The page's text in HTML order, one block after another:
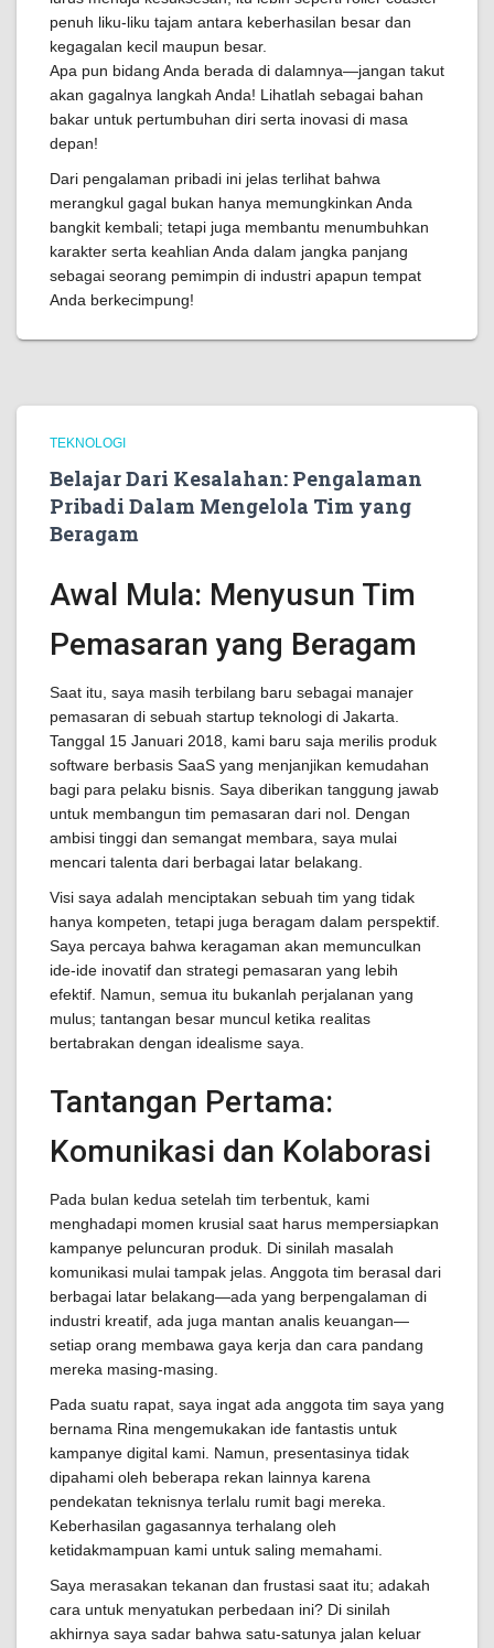
penuh liku-liku tajam antara keberhasilan besar dan
kegagalan kecil maupun besar.
Apa pun bidang Anda berada di dalamnya—jangan takut
akan gagalnya langkah Anda! Lihatlah sebagai bahan
bakar untuk pertumbuhan diri serta inovasi di masa
depan!
Dari pengalaman pribadi ini jelas terlihat bahwa
merangkul gagal bukan hanya memungkinkan Anda
bangkit kembali; tetapi juga membantu menumbuhkan
karakter serta keahlian Anda dalam jangka panjang
sebagai seorang pemimpin di industri apapun tempat
Anda berkecimpung!
TEKNOLOGI
Belajar Dari Kesalahan: Pengalaman
Pribadi Dalam Mengelola Tim yang
Beragam
Awal Mula: Menyusun Tim
Pemasaran yang Beragam
Saat itu, saya masih terbilang baru sebagai manajer
pemasaran di sebuah startup teknologi di Jakarta.
Tanggal 15 Januari 2018, kami baru saja merilis produk
software berbasis SaaS yang menjanjikan kemudahan
bagi para pelaku bisnis. Saya diberikan tanggung jawab
untuk membangun tim pemasaran dari nol. Dengan
ambisi tinggi dan semangat membara, saya mulai
mencari talenta dari berbagai latar belakang.
Visi saya adalah menciptakan sebuah tim yang tidak
hanya kompeten, tetapi juga beragam dalam perspektif.
Saya percaya bahwa keragaman akan memunculkan
ide-ide inovatif dan strategi pemasaran yang lebih
efektif. Namun, semua itu bukanlah perjalanan yang
mulus; tantangan besar muncul ketika realitas
bertabrakan dengan idealisme saya.
Tantangan Pertama:
Komunikasi dan Kolaborasi
Pada bulan kedua setelah tim terbentuk, kami
menghadapi momen krusial saat harus mempersiapkan
kampanye peluncuran produk. Di sinilah masalah
komunikasi mulai tampak jelas. Anggota tim berasal dari
berbagai latar belakang—ada yang berpengalaman di
industri kreatif, ada juga mantan analis keuangan—
setiap orang membawa gaya kerja dan cara pandang
mereka masing-masing.
Pada suatu rapat, saya ingat ada anggota tim saya yang
bernama Rina mengemukakan ide fantastis untuk
kampanye digital kami. Namun, presentasinya tidak
dipahami oleh beberapa rekan lainnya karena
pendekatan teknisnya terlalu rumit bagi mereka.
Keberhasilan gagasannya terhalang oleh
ketidakmampuan kami untuk saling memahami.
Saya merasakan tekanan dan frustasi saat itu; adakah
cara untuk menyatukan perbedaan ini? Di sinilah
akhirnya saya sadar bahwa satu-satunya jalan keluar